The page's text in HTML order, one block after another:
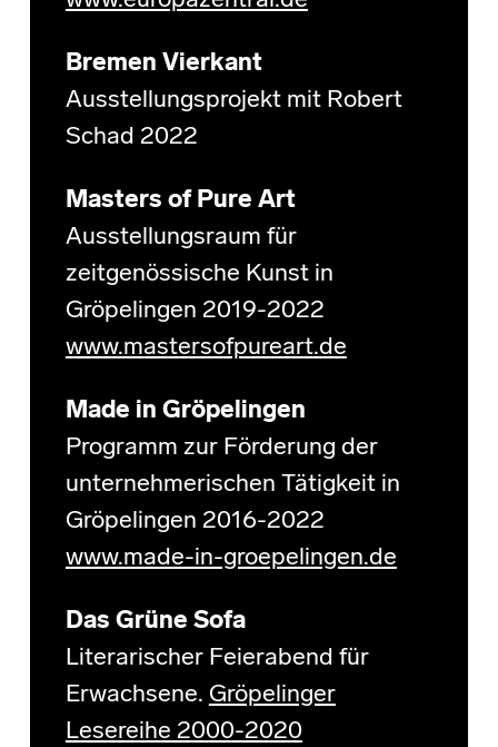
Bremen Vierkant
Ausstellungsprojekt mit Robert
Schad 2022
Masters of Pure Art
Ausstellungsraum für
zeitgenössische Kunst in
Gröpelingen 2019-2022
www.mastersofpureart.de
Made in Gröpelingen
Programm zur Förderung der
unternehmerischen Tätigkeit in
Gröpelingen 2016-2022
www.made-in-groepelingen.de
Das Grüne Sofa
Literarischer Feierabend für
Erwachsene. Gröpelinger
Lesereihe 2000-2020